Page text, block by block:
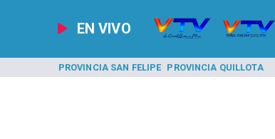
EN VIVO
PROVINCIA SAN FELIPE PROVINCIA QUILLOTA